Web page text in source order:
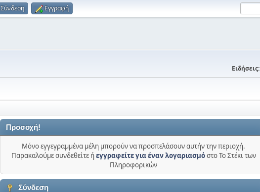
Σύνδεση Εγγραφή
Ειδήσεις:
Προσοχή!
Μόνο εγγεγραμμένα μέλη μπορούν να προσπελάσουν αυτήν την περιοχή.
Παρακαλούμε συνδεθείτε ήεγγραφείτε για έναν λογαριασμόστο Το Στέκι των
Πληροφορικών
Σύνδεση